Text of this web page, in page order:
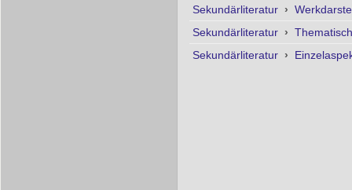
Sekundärliteratur ›
Sekundärliteratur ›
Sekundärliteratur ›